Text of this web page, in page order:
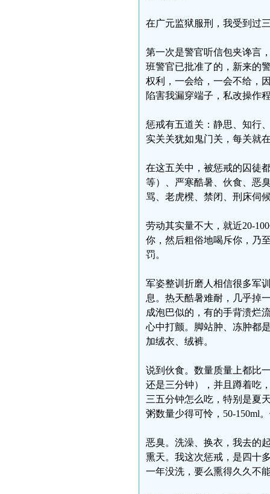
在广元监狱服刑，我受到过
第一次是警官听信包夹谗言
班警官已批准了的，新来的
权利，一会给，一会不给，
陷害我漏穿端子，私改操作
惩戒有五道关：静思、知行
实关关犹如鬼门关，每关就
在这五关中，被惩戒的囚徒
等）、严寒酷暑、伙食、恶
骂、老虎櫈、禁闭、刑床伺
劳动其实量不大，就近20-
你，然后粗俗地喝斥你，乃
罚。
军姿整训折磨人相信很多军
息。热天酷暑难耐，几乎掉
成泡巴似的，有的手背溃烂
心中打颤。脚站肿、冻肿都
加绒衣、绒裤。
说到伙食。数量质量上都比
还是三分钟），并且蹲着吃
三五分钟怎么吃，特别是夏
粥数量少得可怜，50-150ml
恶臭。洗澡、换衣，我去的
熏天。我这次惩戒，是四十
一年没洗，要么熏得久久不